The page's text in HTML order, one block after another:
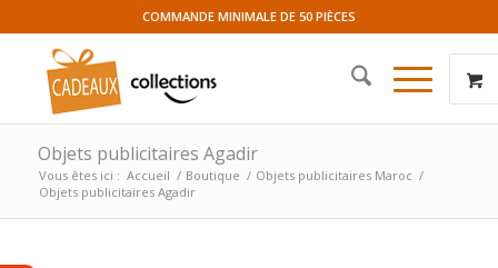
COMMANDE MINIMALE DE 50 PIÈCES
Objets publicitaires Agadir
Vous êtes ici : Accueil / Boutique / Objets publicitaires Maroc /
Objets publicitaires Agadir